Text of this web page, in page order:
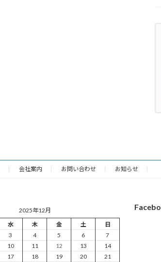
会社案内 お問い合わせ お知らせ
2025年12月
水 木 金 土
日
3 4 5 6
7
10 11 12 13
14
17 18 19 20 21